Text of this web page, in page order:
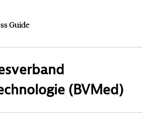
Guide
(BVMed)